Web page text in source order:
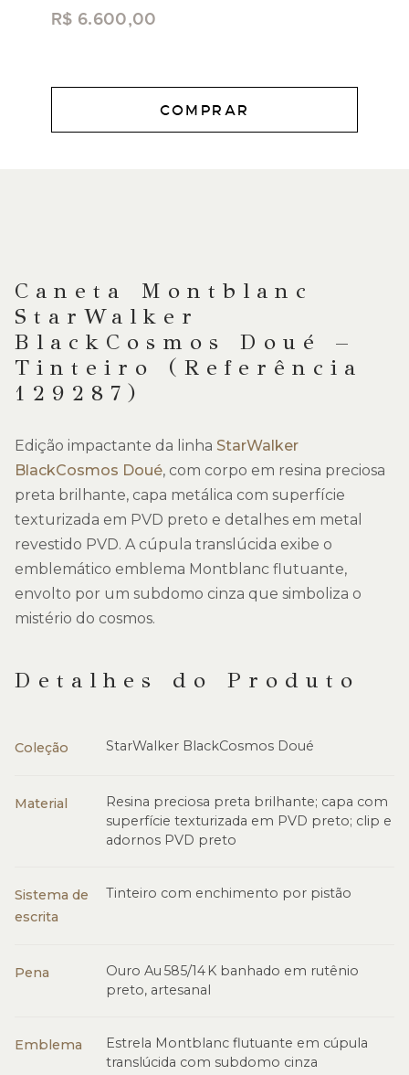
R$ 6.600,00
COMPRAR
Caneta Montblanc
StarWalker
BlackCosmos Doué –
Tinteiro (Referência
129287)
Edição impactante da linha StarWalker
BlackCosmos Doué, com corpo em resina preciosa
preta brilhante, capa metálica com superfície
texturizada em PVD preto e detalhes em metal
revestido PVD. A cúpula translúcida exibe o
emblemático emblema Montblanc flutuante,
envolto por um subdomo cinza que simboliza o
mistério do cosmos.
Detalhes do Produto
Coleção StarWalker BlackCosmos Doué
Material
Resina preciosa preta brilhante; capa com
superfície texturizada em PVD preto; clip e
adornos PVD preto
Sistema de
escrita
Tinteiro com enchimento por pistão
Pena
Ouro Au 585/14 K banhado em rutênio
preto, artesanal
Emblema
Estrela Montblanc flutuante em cúpula
translúcida com subdomo cinza